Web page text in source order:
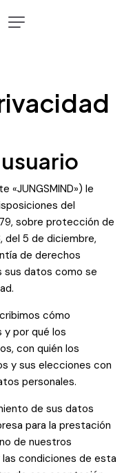
«JUNGSMIND») le
del
sobre protección de
del 5 de diciembre,
de derechos
sus datos como se
cómo
y por qué los
con quién los
y sus elecciones con
personales.
de sus datos
para la prestación
de nuestros
condiciones de esta